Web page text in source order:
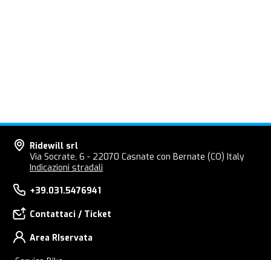
Ridewill srl
Via Socrate, 6 - 22070 Casnate con Bernate (CO) Italy
Indicazioni stradali
+39.031.5476941
Contattaci / Ticket
Area RIservata